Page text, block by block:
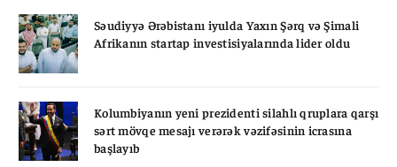
Səudiyyə Ərəbistanı iyulda Yaxın Şərq və Şimali
Afrikanın startap investisiyalarında lider oldu
Kolumbiyanın yeni prezidenti silahlı qruplara qarşı
sərt mövqe mesajı verərək vəzifəsinin icrasına
başlayıb